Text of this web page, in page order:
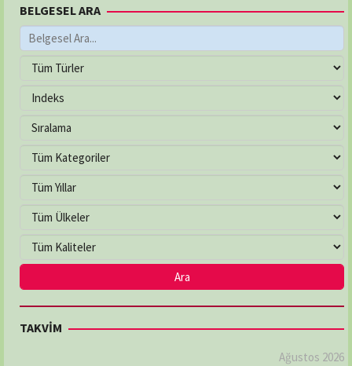
BELGESEL ARA
TAKVİM
Ağustos 2026